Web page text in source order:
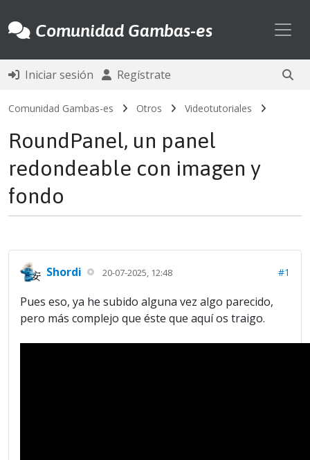
Comunidad Gambas-es
Iniciar sesión Regístrate
Comunidad Gambas-es Otros Videotutoriales
RoundPanel, un panel
redondeable con imagen y
fondo
Shordi 20-07-2025, 12:48 #1
Pues eso, ya he subido alguna vez algo parecido,
pero más complejo que éste que aquí os traigo.